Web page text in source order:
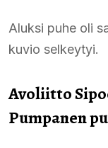
Aluksi puhe oli
kuvio selkeytyi.
Avoliitto
Pumpanen